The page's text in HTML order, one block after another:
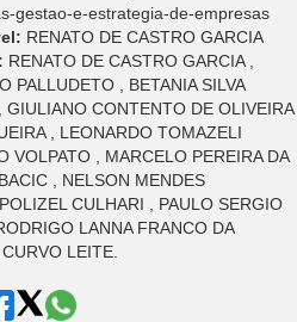
gestao-e-estrategia-de-empresas
RENATO DE CASTRO GARCIA
RENATO DE CASTRO GARCIA ,
PALLUDETO , BETANIA SILVA
CONTENTO DE OLIVEIRA
, LEONARDO TOMAZELI
VOLPATO , MARCELO PEREIRA DA
, NELSON MENDES
CULHARI , PAULO SERGIO
LANNA FRANCO DA
LEITE.